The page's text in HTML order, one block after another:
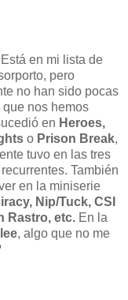
Está en mi lista de
pero
no han sido pocas
que nos hemos
en Heroes,
o Prison Break,
tuvo en las tres
También
en la miniserie
Nip/Tuck, CSI
Rastro, etc. En la
, algo que no me